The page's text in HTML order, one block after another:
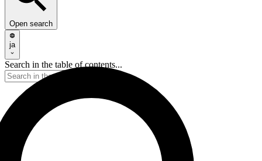
Open search
ja
Search in the table of contents...